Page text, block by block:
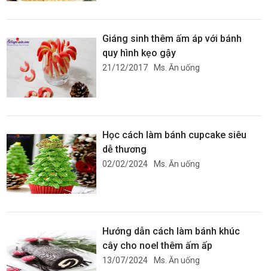
Giáng sinh thêm ấm áp với bánh
quy hình kẹo gậy
21/12/2017 Ms. Ăn uống
Học cách làm bánh cupcake siêu
dễ thương
02/02/2024 Ms. Ăn uống
Hướng dẫn cách làm bánh khúc
cây cho noel thêm ấm ấp
13/07/2024 Ms. Ăn uống